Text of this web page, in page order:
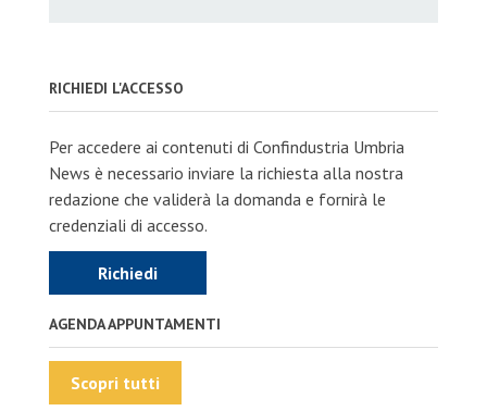
RICHIEDI L'ACCESSO
Per accedere ai contenuti di Confindustria Umbria
News è necessario inviare la richiesta alla nostra
redazione che validerà la domanda e fornirà le
credenziali di accesso.
Richiedi
AGENDA APPUNTAMENTI
Scopri tutti